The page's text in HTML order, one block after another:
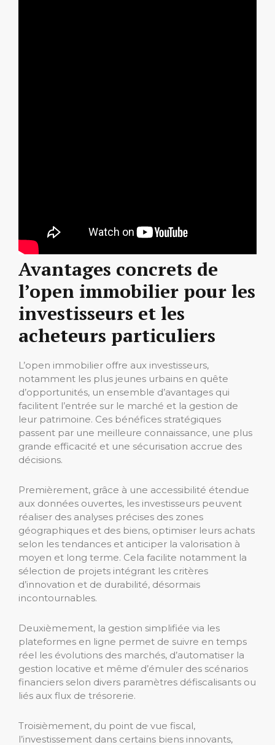
Avantages concrets de
l’open immobilier pour les
investisseurs et les
acheteurs particuliers
L’open immobilier offre aux investisseurs,
notamment les plus jeunes urbains en quête
d’opportunités, un ensemble d’avantages qui
facilitent l’entrée sur le marché et la gestion de
leur patrimoine. Ces bénéfices stratégiques
passent par une meilleure connaissance, une plus
grande efficacité et une sécurisation accrue des
décisions.
Premièrement, grâce à une accessibilité étendue
aux données ouvertes, les investisseurs peuvent
réaliser des analyses précises des zones
géographiques et des biens, optimiser leurs achats
selon les tendances et anticiper la valorisation à
moyen et long terme. Cela facilite notamment la
sélection de projets intégrant les critères
d’innovation et de durabilité, désormais
incontournables.
Deuxièmement, la gestion simplifiée via les
plateformes en ligne permet de suivre en temps
réel les évolutions des marchés, d’automatiser la
gestion locative et même d’émuler des scénarios
financiers selon divers paramètres défiscalisants ou
liés aux flux de trésorerie.
Troisièmement, du point de vue fiscal,
l’investissement dans certains biens innovants,